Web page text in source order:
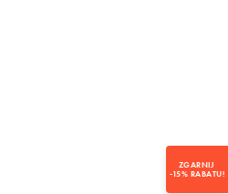
ZGARNIJ
-15% RABATU!